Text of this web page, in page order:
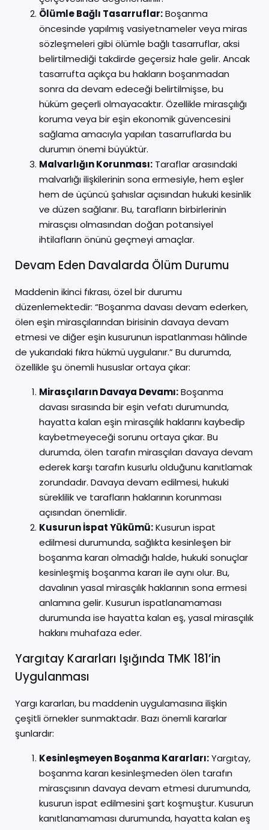
Ölümle Bağlı Tasarruflar:Boşanma
öncesinde yapılmış vasiyetnameler veya miras
sözleşmeleri gibi ölümle bağlı tasarruflar, aksi
belirtilmediği takdirde geçersiz hale gelir. Ancak
tasarrufta açıkça bu hakların boşanmadan
sonra da devam edeceği belirtilmişse, bu
hüküm geçerli olmayacaktır. Özellikle mirasçılığı
koruma veya bir eşin ekonomik güvencesini
sağlama amacıyla yapılan tasarruflarda bu
durumın önemi büyüktür.
Malvarlığın Korunması: Taraflar arasındaki
malvarlığı ilişkilerinin sona ermesiyle, hem eşler
hem de üçüncü şahıslar açısından hukuki kesinlik
ve düzen sağlanır. Bu, tarafların birbirlerinin
mirasçısı olmasından doğan potansiyel
ihtilafların önünü geçmeyi amaçlar.
Devam Eden Davalarda Ölüm Durumu
Maddenin ikinci fıkrası, özel bir durumu
düzenlemektedir: “Boşanma davası devam ederken,
ölen eşin mirasçılarından birisinin davaya devam
etmesi ve diğer eşin kusurunun ispatlanması hâlinde
de yukarıdaki fıkra hükmü uygulanır.” Bu durumda,
özellikle şu önemli hususlar ortaya çıkar:
Mirasçıların Davaya Devamı:Boşanma
davası sırasında bir eşin vefatı durumunda,
hayatta kalan eşin mirasçılık haklarını kaybedip
kaybetmeyeceği sorunu ortaya çıkar. Bu
durumda, ölen tarafın mirasçıları davaya devam
ederek karşı tarafın kusurlu olduğunu kanıtlamak
zorundadır. Davaya devam edilmesi, hukuki
süreklilik ve tarafların haklarının korunması
açısından önemlidir.
Kusurun İspat Yükümü:Kusurun ispat
edilmesi durumunda, sağlıkta kesinleşen bir
boşanma kararı olmadığı halde, hukuki sonuçlar
kesinleşmiş boşanma kararı ile aynı olur. Bu,
davalının yasal mirasçılık haklarının sona ermesi
anlamına gelir. Kusurun ispatlanamaması
durumunda ise hayatta kalan eş, yasal mirasçılık
hakkını muhafaza eder.
Yargıtay Kararları Işığında TMK 181’in
Uygulanması
Yargı kararları, bu maddenin uygulamasına ilişkin
çeşitli örnekler sunmaktadır. Bazı önemli kararlar
şunlardır:
Kesinleşmeyen Boşanma Kararları:Yargıtay,
boşanma kararı kesinleşmeden ölen tarafın
mirasçısının davaya devam etmesi durumunda,
kusurun ispat edilmesini şart koşmuştur. Kusurun
kanıtlanamaması durumunda, hayatta kalan eş